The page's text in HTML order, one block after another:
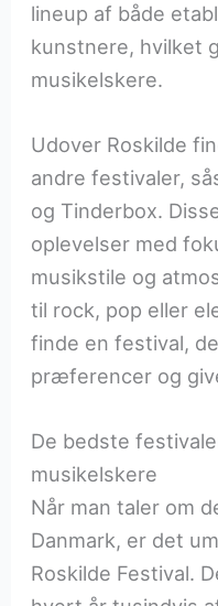
lineup af både
kunstnere, hvilket
musikelskere.
Udover Roskilde
andre festivaler,
og Tinderbox.
oplevelser med
musikstile og
til rock, pop eller
finde en festival,
præferencer og
De bedste
musikelskere
Når man taler om
Danmark, er det
Roskilde Festival.